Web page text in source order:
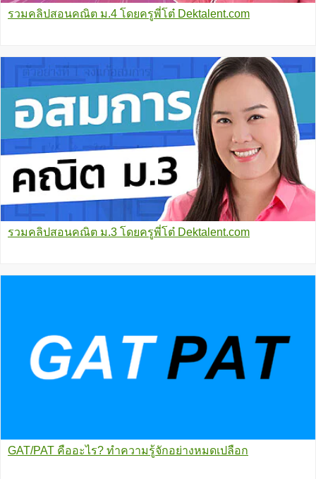
รวมคลิปสอนคณิต ม.4 โดยครูพี่โต๋ Dektalent.com
รวมคลิปสอนคณิต ม.3 โดยครูพี่โต๋ Dektalent.com
GAT/PAT คืออะไร? ทำความรู้จักอย่างหมดเปลือก